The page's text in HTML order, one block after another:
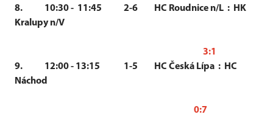
8. 10:30 - 11:45 2-6 HC Roudnice n/L : HK
Kralupy n/V
3:1
9. 12:00 - 13:15 1-5 HC Česká Lípa : HC
Náchod
0:7